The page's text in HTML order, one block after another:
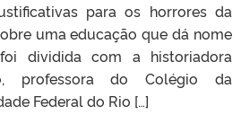
para os horrores da
uma educação que dá nome
dividida com a historiadora
professora do Colégio da
Federal do Rio […]